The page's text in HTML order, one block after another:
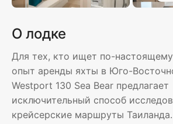
О лодке
Для тех, кто ищет по-
опыт аренды яхты в Юго-
Westport 130 Sea Bear предлагает
исключительный способ
крейсерские маршруты